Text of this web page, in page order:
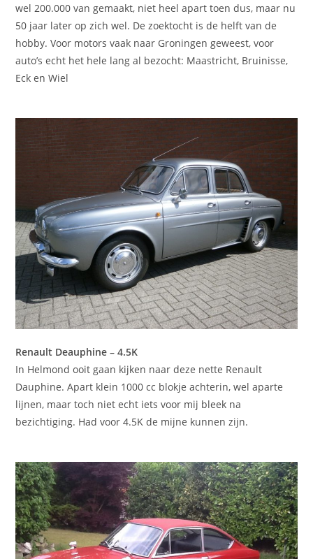
wel 200.000 van gemaakt, niet heel apart toen dus, maar nu
50 jaar later op zich wel. De zoektocht is de helft van de
hobby. Voor motors vaak naar Groningen geweest, voor
auto’s echt het hele lang al bezocht: Maastricht, Bruinisse,
Eck en Wiel
Renault Deauphine – 4.5K
In Helmond ooit gaan kijken naar deze nette Renault
Dauphine. Apart klein 1000 cc blokje achterin, wel aparte
lijnen, maar toch niet echt iets voor mij bleek na
bezichtiging. Had voor 4.5K de mijne kunnen zijn.